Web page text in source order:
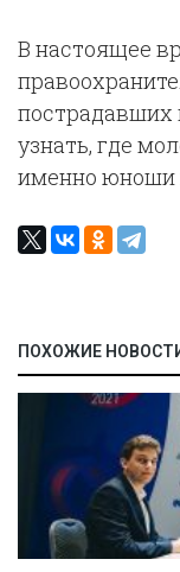
В настоящее
пострадавших
узнать, где
именно юноши
ПОХОЖИЕ